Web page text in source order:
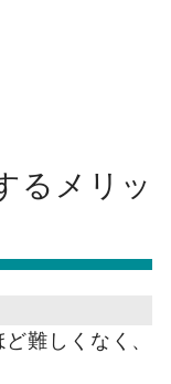
るメリッ
難しくなく、